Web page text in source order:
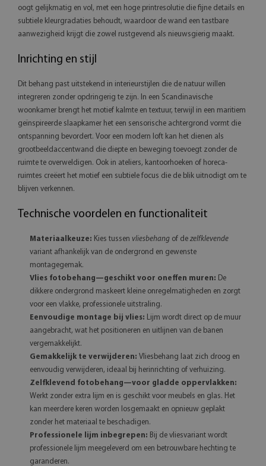
oogt gelijkmatig en vol, met een hoge printresolutie die fijne details en
subtiele kleurgradaties behoudt, waardoor de wand een tastbare
aanwezigheid krijgt die zowel rustgevend als nieuwsgierig maakt.
Inrichting en stijl
Dit behang past uitstekend in interieurstijlen die de natuur willen
integreren zonder opdringerig te zijn. In een Scandinavische
woonkamer brengt het motief kalmte en textuur, terwijl in een maritiem
geïnspireerde slaapkamer het een sensorische achtergrond vormt die
ontspanning bevordert. Voor een modern loft kan het dienen als
grootbeeldaccentwand die diepte en beweging toevoegt zonder de
ruimte te overweldigen. Ook in ateliers, kantoorhoeken of horeca-
ruimtes creëert het motief een subtiele focus die de blik uitnodigt om te
blijven verkennen.
Technische voordelen en functionaliteit
Materiaalkeuze: Kies tussen vliesbehang of de zelfklevende
variant afhankelijk van de ondergrond en gewenste
montagegemak.
Vlies fotobehang—geschikt voor oneffen muren: De
dikkere ondergrond maskeert kleine onregelmatigheden en zorgt
voor een vlakke, professionele uitstraling.
Eenvoudige montage bij vlies: Lijm wordt direct op de muur
aangebracht, wat het positioneren en uitlijnen van de banen
vergemakkelijkt.
Gemakkelijk te verwijderen: Vliesbehang laat zich droog en
eenvoudig verwijderen, ideaal bij herinrichting of verhuizing.
Zelfklevend fotobehang—voor gladde oppervlakken:
Werkt zonder extra lijm en is geschikt voor meubels en glas. Het
kan meerdere keren worden losgemaakt en opnieuw geplakt
zonder het materiaal te beschadigen.
Professionele lijm inbegrepen: Bij de vliesvariant wordt
professionele lijm meegeleverd om een betrouwbare hechting te
garanderen.